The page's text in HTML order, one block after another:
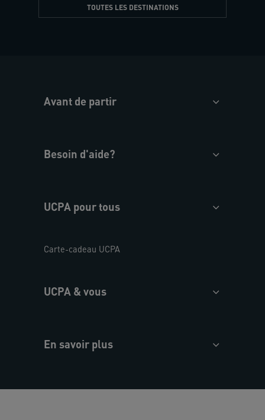
TOUTES LES DESTINATIONS
Avant de partir
Besoin d'aide?
UCPA pour tous
Carte-cadeau UCPA
UCPA & vous
En savoir plus